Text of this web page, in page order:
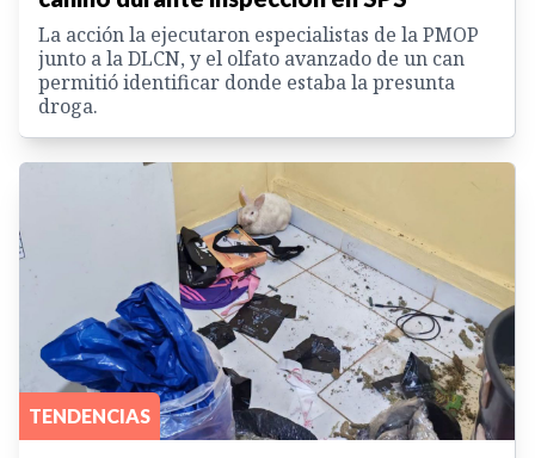
La acción la ejecutaron especialistas de la PMOP
junto a la DLCN, y el olfato avanzado de un can
permitió identificar donde estaba la presunta
droga.
TENDENCIAS